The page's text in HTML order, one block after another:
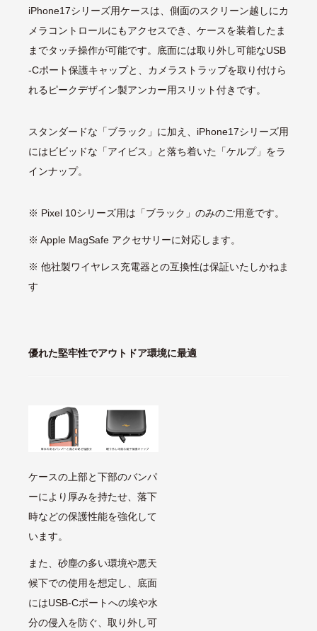
iPhone17シリーズ用ケースは、側面のスクリーン越しにカ
メラコントロールにもアクセスでき、ケースを装着したま
までタッチ操作が可能です。底面には取り外し可能なUSB
-Cポート保護キャップと、カメラストラップを取り付けら
れるピークデザイン製アンカー用スリット付きです。
スタンダードな「ブラック」に加え、iPhone17シリーズ用
にはビビッドな「アイビス」と落ち着いた「ケルプ」をラ
インナップ。
※ Pixel 10シリーズ用は「ブラック」のみのご用意です。
※ Apple MagSafe アクセサリーに対応します。
※ 他社製ワイヤレス充電器との互換性は保証いたしかねま
す
優れた堅牢性でアウトドア環境に最適
ケースの上部と下部のバンパ
ーにより厚みを持たせ、落下
時などの保護性能を強化して
います。
また、砂塵の多い環境や悪天
候下での使用を想定し、底面
にはUSB-Cポートへの埃や水
分の侵入を防ぐ、取り外し可